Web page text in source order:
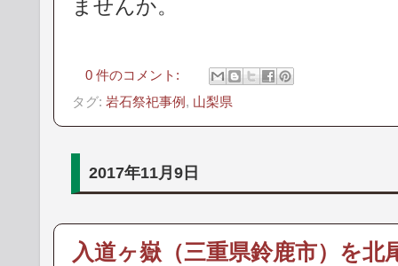
ませんか。
0 件のコメント:
タグ: 岩石祭祀事例, 山梨県
2017年11月9日
入道ヶ嶽（三重県鈴鹿市）を北